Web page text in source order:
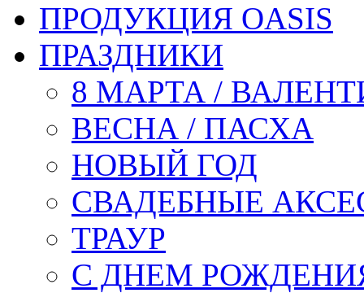
ПРОДУКЦИЯ OASIS
ПРАЗДНИКИ
8 МАРТА /
ВЕСНА / ПАСХА
НОВЫЙ ГОД
СВАДЕБНЫЕ
ТРАУР
С ДНЕМ